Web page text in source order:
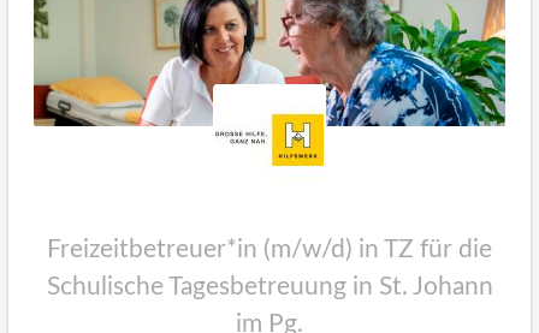
Freizeitbetreuer*in (m/w/d) in TZ für die
Schulische Tagesbetreuung in St. Johann
im Pg.